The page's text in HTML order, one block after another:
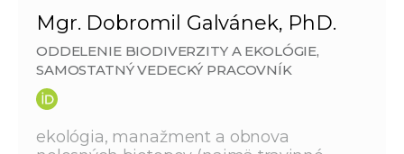
Mgr. Dobromil Galvánek, PhD.
ODDELENIE BIODIVERZITY A EKOLÓGIE,
SAMOSTATNÝ VEDECKÝ PRACOVNÍK
ekológia, manažment a obnova